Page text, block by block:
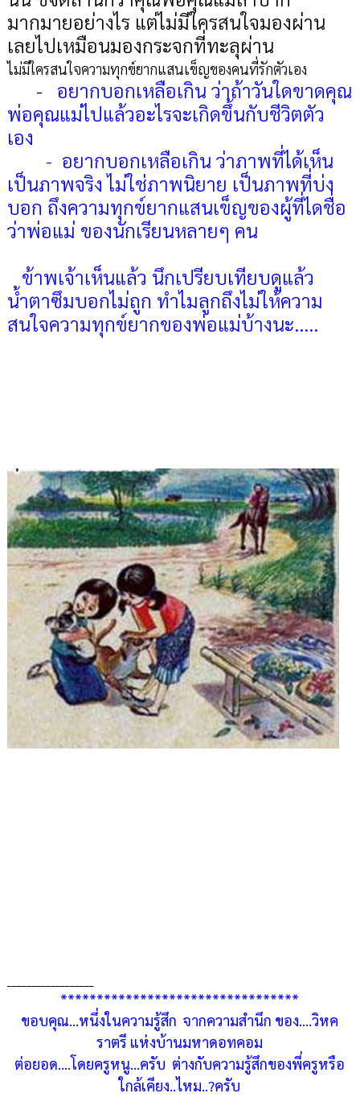
มากมายอย่างไร แต่ไม่มีใครสนใจมองผ่าน
เลยไปเหมือนมองกระจกที่ทะลุผ่าน
ไม่มีใครสนใจความทุกข์ยากแสนเข็ญของคนที่รักตัวเอง
- อยากบอกเหลือเกิน ว่าถ้าวันใดขาดคุณ
พ่อคุณแม่ไปแล้วอะไรจะเกิดขึ้นกับชีวิตตัว
เอง
- อยากบอกเหลือเกิน ว่าภาพที่ได้เห็น
เป็นภาพจริง ไม่ใช่ภาพนิยาย เป็นภาพที่บ่ง
บอก ถึงความทุกข์ยากแสนเข็ญของผู้ที่ไดชื่อ
ว่าพ่อแม่ ของนักเรียนหลายๆ คน
ข้าพเจ้าเห็นแล้ว นึกเปรียบเทียบดูแล้ว
น้ำตาซึมบอกไม่ถูก ทำไมลูกถึงไม่ให้ความ
สนใจความทุกข์ยากของพ่อแม่บ้างนะ.....
*********************************
ขอบคุณ...หนึ่งในความรู้สึก จากความสำนึก ของ....วิหค
ราตรี แห่งบ้านมหาดอทคอม
ต่อยอด....โดยครูหนู...ครับ ต่างกับความรู้สึกของพี่ครูหรือ
ใกล้เคียง..ไหม..?ครับ